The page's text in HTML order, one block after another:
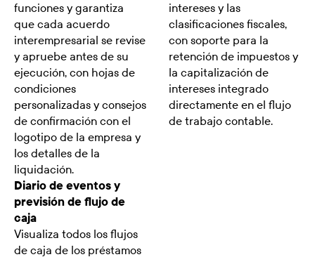
funciones y garantiza
que cada acuerdo
interempresarial se revise
y apruebe antes de su
ejecución, con hojas de
condiciones
personalizadas y consejos
de confirmación con el
logotipo de la empresa y
los detalles de la
liquidación.
Diario de eventos y
previsión de flujo de
caja
Visualiza todos los flujos
de caja de los préstamos
intereses y las
clasificaciones fiscales,
con soporte para la
retención de impuestos y
la capitalización de
intereses integrado
directamente en el flujo
de trabajo contable.